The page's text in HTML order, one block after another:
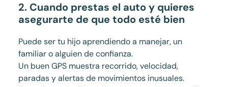
2. Cuando prestas el auto y quieres
asegurarte de que todo esté bien
Puede ser tu hijo aprendiendo a manejar, un
familiar o alguien de confianza.
Un buen GPS muestra recorrido, velocidad,
paradas y alertas de movimientos inusuales.